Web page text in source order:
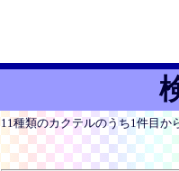
11種類のカクテルのうち1件目か